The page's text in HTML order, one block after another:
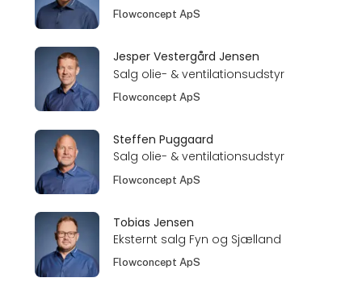
Flowconcept ApS
Jesper Vestergård Jensen
Salg olie- & ventilationsudstyr
Flowconcept ApS
Steffen Puggaard
Salg olie- & ventilationsudstyr
Flowconcept ApS
Tobias Jensen
Eksternt salg Fyn og Sjælland
Flowconcept ApS